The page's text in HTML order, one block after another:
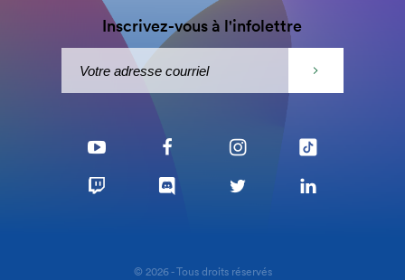
Inscrivez-vous à l'infolettre
© 2026 - Tous droits réservés